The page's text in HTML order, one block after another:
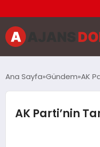
EĞITIM
EKONOMI
Ana Sayfa Gündem AK
AK Parti’nin